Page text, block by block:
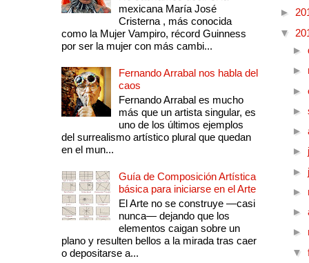
mexicana María José
Cristerna , más conocida
como la Mujer Vampiro, récord Guinness
por ser la mujer con más cambi...
Fernando Arrabal nos habla del
caos
Fernando Arrabal es mucho
más que un artista singular, es
uno de los últimos ejemplos
del surrealismo artístico plural que quedan
en el mun...
Guía de Composición Artística
básica para iniciarse en el Arte
El Arte no se construye —casi
nunca— dejando que los
elementos caigan sobre un
plano y resulten bellos a la mirada tras caer
o depositarse a...
►
▼
►
►
►
►
►
►
►
►
►
►
▼